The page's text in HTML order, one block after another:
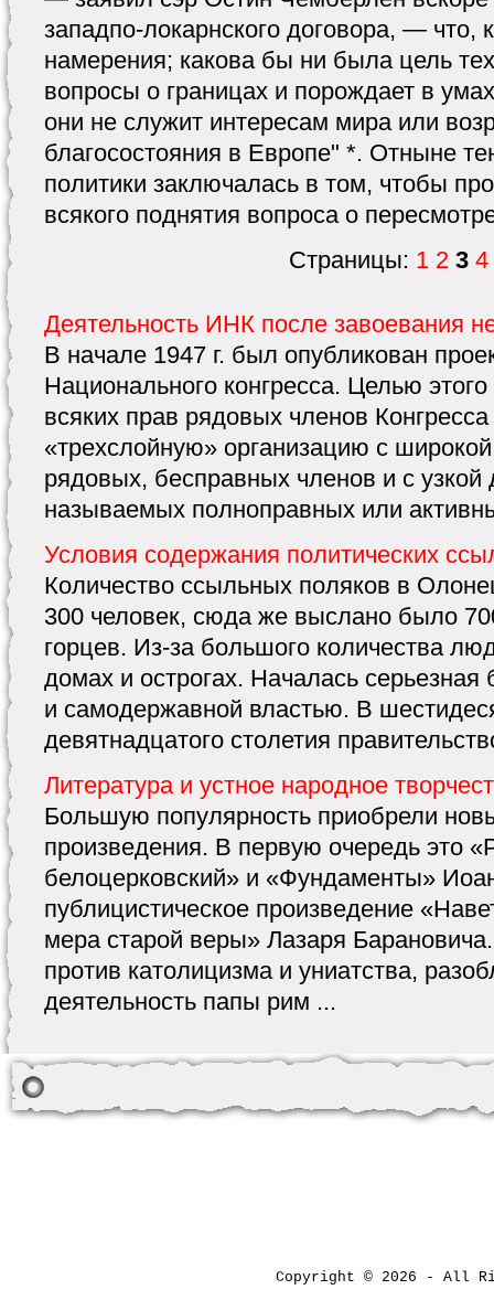
западпо-локарнского договора, —
намерения; какова бы ни была цель
вопросы о границах и порождает в
они не служит интересам мира или
благосостояния в Европе" *. Отныне
политики заключалась в том, чтобы
всякого поднятия вопроса о
Страницы: 1 2 3 4
Деятельность ИНК после завоевания
В начале 1947 г. был опубликован
Национального конгресса. Целью
всяких прав рядовых членов
«трехслойную» организацию с
рядовых, бесправных членов и с узкой
называемых полноправных или
Условия содержания политических
Количество ссыльных поляков в
300 человек, сюда же выслано было
горцев. Из-за большого количества
домах и острогах. Началась
и самодержавной властью. В
девятнадцатого столетия
Литература и устное народное
Большую популярность приобрели
произведения. В первую очередь это
белоцерковский» и «Фундаменты»
публицистическое произведение
мера старой веры» Лазаря
против католицизма и униатства,
деятельность папы рим ...
Copyright © 2026 - All